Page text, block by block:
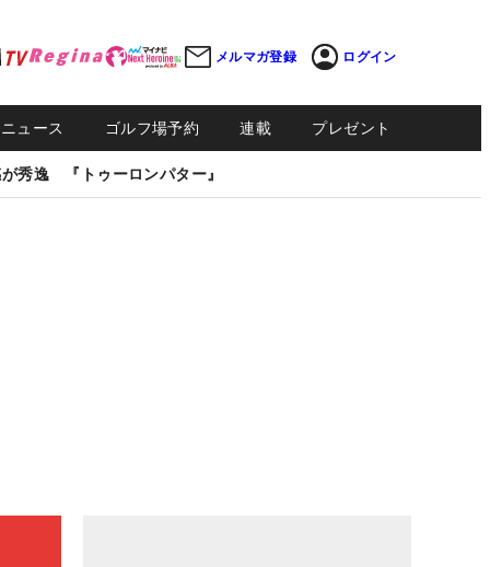
メルマガ登録 ログイン
ュース ゴルフ場予約 連載 プレゼント
秀逸 『トゥーロンパター』